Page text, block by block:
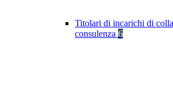
Titolari di incarichi di
consulenza 6